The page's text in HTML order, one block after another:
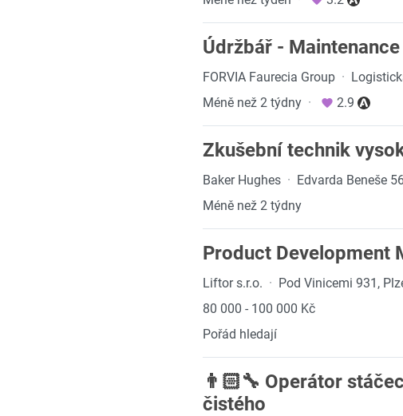
Údržbář -
FORVIA Faurecia Group ·
Méně než 2 týdny · 2.9
Zkušební technik
Baker Hughes · Edvarda Beneše
Méně než 2 týdny
Product Development
Liftor s.r.o. · Pod Vinicemi 931,
80 000 - 100 000 Kč
Pořád hledají
👨🏻‍🔧 Operátor
čistého